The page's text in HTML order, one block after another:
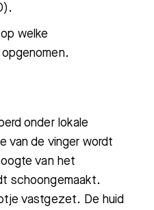
welke
onder lokale
van de vinger wordt
van het
schoongemaakt.
vastgezet. De huid